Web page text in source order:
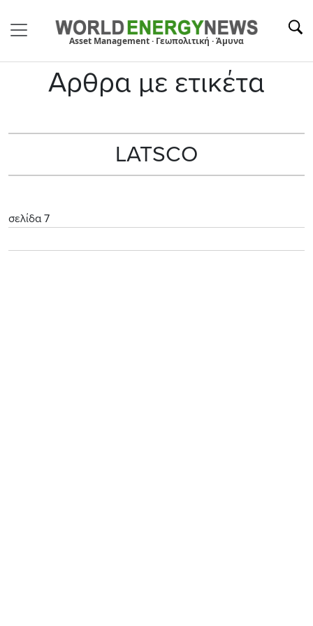
Asset Management · Γεωπολιτική · Άμυνα
Αρθρα με ετικέτα
LATSCO
σελίδα 7